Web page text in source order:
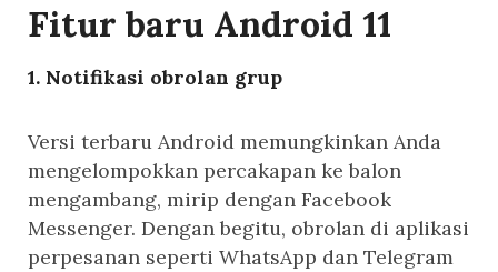
Fitur baru Android 11
1. Notifikasi obrolan grup
Versi terbaru Android memungkinkan Anda
mengelompokkan percakapan ke balon
mengambang, mirip dengan Facebook
Messenger. Dengan begitu, obrolan di aplikasi
perpesanan seperti WhatsApp dan Telegram